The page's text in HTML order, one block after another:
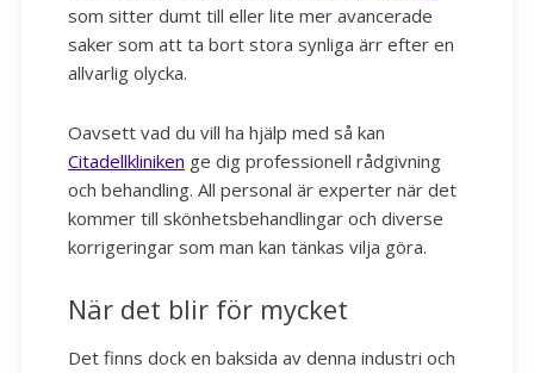
som sitter dumt till eller lite mer avancerade
saker som att ta bort stora synliga ärr efter en
allvarlig olycka.
Oavsett vad du vill ha hjälp med så kan
Citadellkliniken ge dig professionell rådgivning
och behandling. All personal är experter när det
kommer till skönhetsbehandlingar och diverse
korrigeringar som man kan tänkas vilja göra.
När det blir för mycket
Det finns dock en baksida av denna industri och